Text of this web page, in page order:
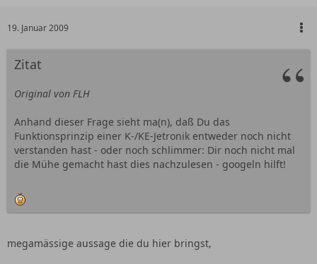
19. Januar 2009
Zitat
Original von FLH
Anhand dieser Frage sieht ma(n), daß Du das
Funktionsprinzip einer K-/KE-Jetronik entweder noch nicht
verstanden hast - oder noch schlimmer: Dir noch nicht mal
die Mühe gemacht hast dies nachzulesen - googeln hilft!
megamässige aussage die du hier bringst,